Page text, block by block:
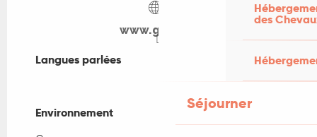
des
Séjourner
www.gites.nl
Langues parlées
Langues parlées
Environnement
Environnement